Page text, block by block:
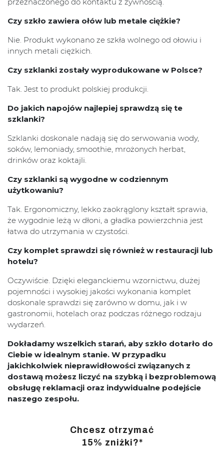
Czy szkło zawiera ołów lub metale ciężkie?
Nie. Produkt wykonano ze szkła wolnego od ołowiu i
innych metali ciężkich.
Czy szklanki zostały wyprodukowane w Polsce?
Tak. Jest to produkt polskiej produkcji.
Do jakich napojów najlepiej sprawdzą się te
szklanki?
Szklanki doskonale nadają się do serwowania wody,
soków, lemoniady, smoothie, mrożonych herbat,
drinków oraz koktajli.
Czy szklanki są wygodne w codziennym
użytkowaniu?
Tak. Ergonomiczny, lekko zaokrąglony kształt sprawia,
że wygodnie leżą w dłoni, a gładka powierzchnia jest
łatwa do utrzymania w czystości.
Czy komplet sprawdzi się również w restauracji lub
hotelu?
Oczywiście. Dzięki eleganckiemu wzornictwu, dużej
pojemności i wysokiej jakości wykonania komplet
doskonale sprawdzi się zarówno w domu, jak i w
gastronomii, hotelach oraz podczas różnego rodzaju
wydarzeń.
Dokładamy wszelkich starań, aby szkło dotarło do
Ciebie w idealnym stanie. W przypadku
jakichkolwiek nieprawidłowości związanych z
dostawą możesz liczyć na szybką i bezproblemową
obsługę reklamacji oraz indywidualne podejście
naszego zespołu.
Chcesz otrzymać
15% zniżki?*